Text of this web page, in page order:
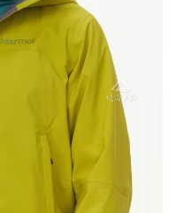
使用額度並採取法律行動。
運費